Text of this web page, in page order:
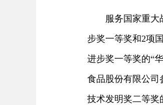
服务国家重大战
步奖一等奖和2项
进步奖一等奖的“
食品股份有限公司
技术发明奖二等奖